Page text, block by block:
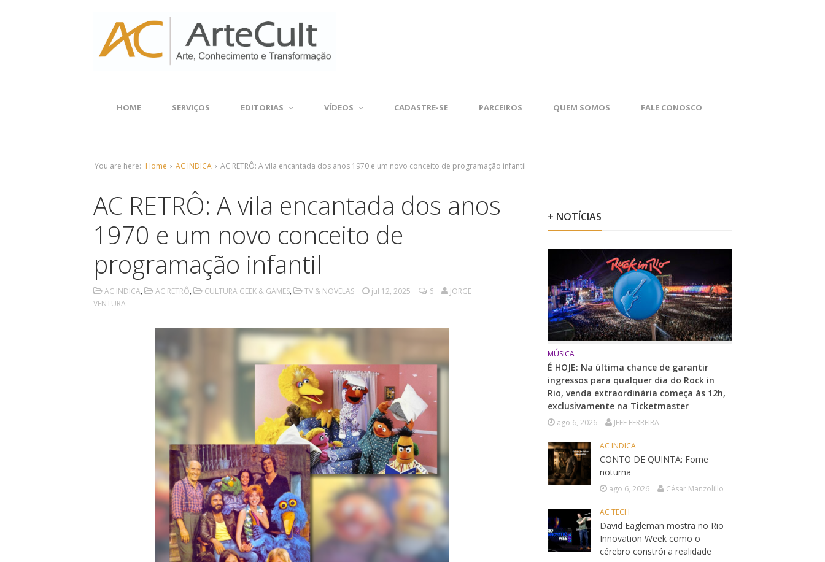
HOME SERVIÇOS EDITORIAS VÍDEOS CADASTRE-SE PARCEIROS QUEM SOMOS FALE CONOSCO
You are here: Home › AC INDICA › AC RETRÔ: A vila encantada dos anos 1970 e um novo conceito de programação infantil
AC RETRÔ: A vila encantada dos anos
1970 e um novo conceito de
programação infantil
AC INDICA, AC RETRÔ, CULTURA GEEK & GAMES, TV & NOVELAS jul 12, 2025 6
JORGE
VENTURA
+ NOTÍCIAS
MÚSICA
É HOJE: Na última chance de garantir
ingressos para qualquer dia do Rock in
Rio, venda extraordinária começa às 12h,
exclusivamente na Ticketmaster
ago 6, 2026 JEFF FERREIRA
AC INDICA
CONTO DE QUINTA: Fome
noturna
ago 6, 2026 César Manzolillo
AC TECH
David Eagleman mostra no Rio
Innovation Week como o
cérebro constrói a realidade